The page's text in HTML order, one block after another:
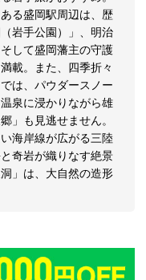
る盛岡駅周辺は、歴
岩手公園）」、明治
して盛岡藩主の守護
載。また、四季折々
は、パウダースノー
泉に浸かりながら雄
」も見逃せません。
海岸線が広がる三陸
奇岩が織りなす絶景
」は、大自然の造形